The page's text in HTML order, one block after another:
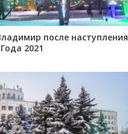
после наступления
2021